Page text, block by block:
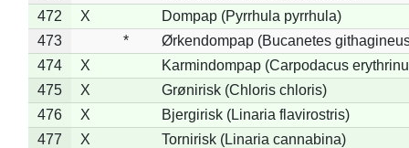
472
X
Dompap (Pyrrhula pyrrhula)
473
*
Ørkendompap (Bucanetes
474
X
Karmindompap (Carpodacus
475
X
Grønirisk (Chloris chloris)
476
X
Bjergirisk (Linaria flavirostris)
477
X Tornirisk (Linaria cannabina)